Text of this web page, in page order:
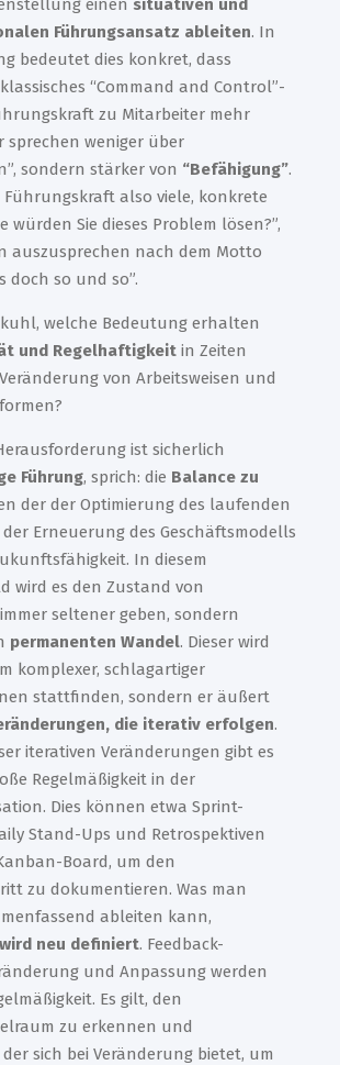
einen situativen und
Führungsansatz ableiten. In
bedeutet dies konkret, dass
“Command and Control”-
zu Mitarbeiter mehr
sprechen weniger über
sondern stärker von “Befähigung”.
Führungskraft also viele, konkrete
würden Sie dieses Problem lösen?”,
auszusprechen nach dem Motto
doch so und so”.
welche Bedeutung erhalten
und Regelhaftigkeit in Zeiten
von Arbeitsweisen und
ist sicherlich
Führung, sprich: die Balance zu
der der Optimierung des laufenden
Erneuerung des Geschäftsmodells
In diesem
wird es den Zustand von
seltener geben, sondern
permanenten Wandel. Dieser wird
komplexer, schlagartiger
stattfinden, sondern er äußert
die iterativ erfolgen.
iterativen Veränderungen gibt es
Regelmäßigkeit in der
Dies können etwa Sprint-
Stand-Ups und Retrospektiven
Board, um den
zu dokumentieren. Was man
ableiten kann,
neu definiert. Feedback-
und Anpassung werden
Es gilt, den
zu erkennen und
sich bei Veränderung bietet, um